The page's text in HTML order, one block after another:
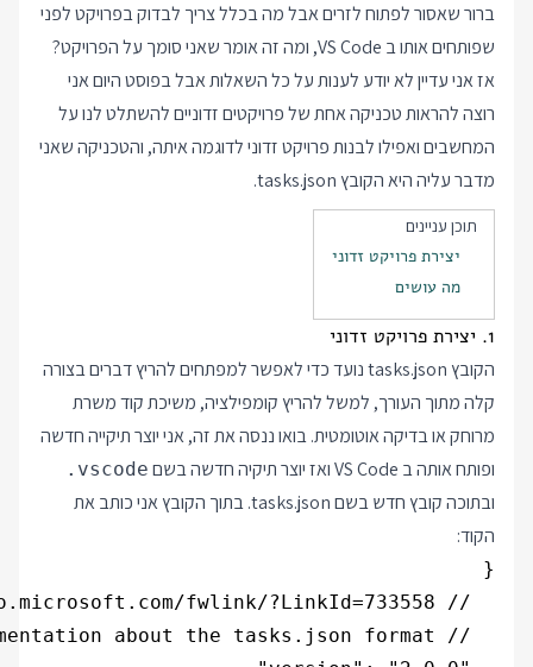
ברור שאסור לפתוח לזרים אבל מה בכלל צריך לבדוק בפרויקט לפני
שפותחים אותו ב VS Code, ומה זה אומר שאני סומך על הפרויקט?
אז אני עדיין לא יודע לענות על כל השאלות אבל בפוסט היום אני
רוצה להראות טכניקה אחת של פרויקטים זדוניים להשתלט לנו על
המחשבים ואפילו לבנות פרויקט זדוני לדוגמה איתה, והטכניקה שאני
מדבר עליה היא הקובץ tasks.json.
תוכן עניינים
יצירת פרויקט זדוני
מה עושים
1. יצירת פרויקט זדוני
הקובץ tasks.json נועד כדי לאפשר למפתחים להריץ דברים בצורה
קלה מתוך העורך, למשל להריץ קומפילציה, משיכת קוד משרת
מרוחק או בדיקה אוטומטית. בואו ננסה את זה, אני יוצר תיקייה חדשה
ופותח אותה ב VS Code ואז יוצר תיקיה חדשה בשם
.vscode
ובתוכה קובץ חדש בשם tasks.json. בתוך הקובץ אני כותב את
הקוד: